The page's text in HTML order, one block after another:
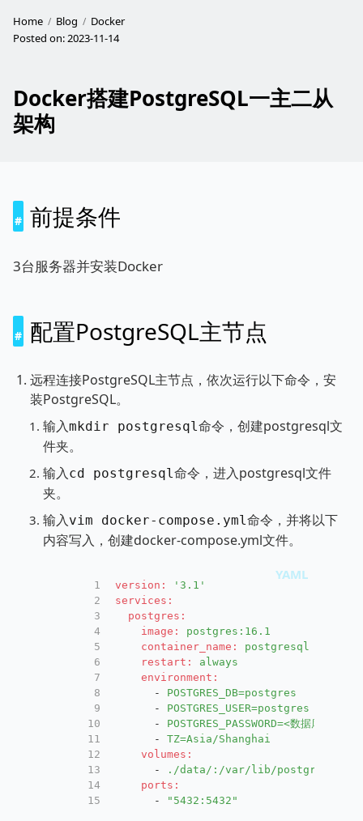
Home Blog
Docker
Posted on:2023-11-14
Docker搭建PostgreSQL一主二从
架构
前提条件
3台服务器并安装Docker
配置PostgreSQL主节点
远程连接PostgreSQL主节点，依次运行以下命令，安
装PostgreSQL。
输入mkdir postgresql命令，创建postgresql文
件夹。
输入cd postgresql命令，进入postgresql文件
夹。
输入vim docker-compose.yml 命令，并将以下
内容写入，创建docker-compose.yml文件。
1
2
3
4
5
6
7
8
9
10
11
12
13
14
15
version:
'3.1'
services:
postgres:
image:
postgres:16.1
container_name:
postgresql
restart:
always
environment:
-
POSTGRES_DB=postgres
-
POSTGRES_USER=postgres
-
POSTGRES_PASSWORD=<数据库密码>
-
TZ=Asia/Shanghai
volumes:
-
./data/:/var/lib/postgresql/
ports:
-
"5432:5432"